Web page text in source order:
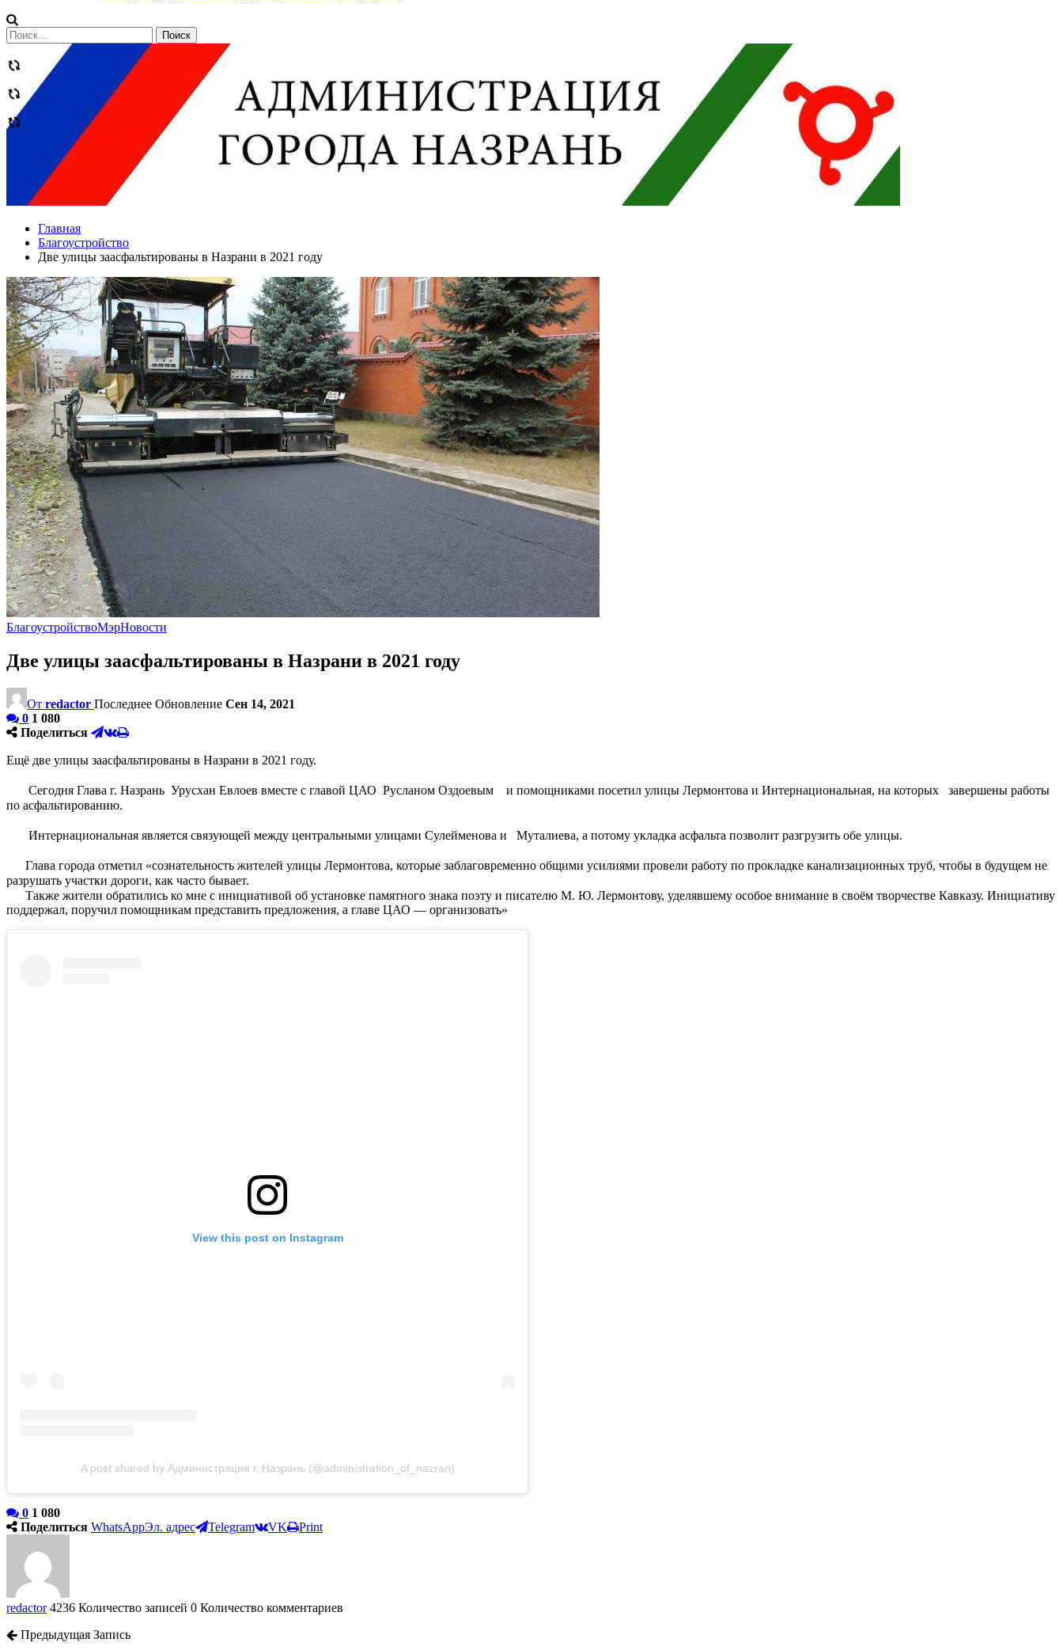
Сообщений
категории
Теги
Главная
Благоустройство
Две улицы заасфальтированы в Назрани в 2021 году
БлагоустройствоМэрНовости
Две улицы заасфальтированы в Назрани в 2021 году
От redactor Последнее Обновление Сен 14, 2021
0 1 080
Поделиться
Ещё две улицы заасфальтированы в Назрани в 2021 году.⁣⁣⠀
⠀⠀ Сегодня Глава г. Назрань Урусхан Евлоев вместе с главой ЦАО Русланом Оздоевым⠀ и помощниками посетил улицы Лермонтова и Интернациональная, на которых⠀завершены работы
по асфальтированию.⁣⁣⠀
⠀⠀ Интернациональная является связующей между центральными улицами Сулейменова и⠀Муталиева, а потому укладка асфальта позволит разгрузить обе улицы.⁣⁣⠀
⠀⠀Глава города отметил «сознательность жителей улицы Лермонтова, которые заблаговременно общими усилиями провели работу по прокладке канализационных труб, чтобы в будущем не
разрушать участки дороги, как часто бывает.⁣⁣⠀
⠀⠀Также жители обратились ко мне с инициативой об установке памятного знака поэту и писателю М. Ю. Лермонтову, уделявшему особое внимание в своём творчестве Кавказу. Инициативу
поддержал, поручил помощникам представить предложения, а главе ЦАО — организовать»
View this post on Instagram
A post shared by Администрация г. Назрань (@administration_of_nazran)
0 1 080
Поделиться WhatsAppЭл. адрес Telegram VK Print
redactor 4236 Количество записей 0 Количество комментариев
Предыдущая Запись